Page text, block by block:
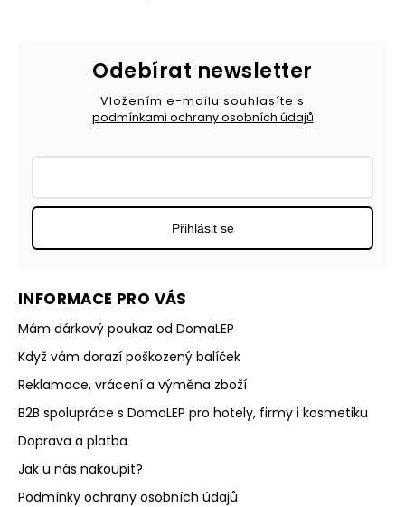
INFORMACE PRO VÁS
Mám dárkový poukaz od DomaLEP
Když vám dorazí poškozený balíček
Reklamace, vrácení a výměna zboží
B2B spolupráce s DomaLEP pro hotely, firmy i kosmetiku
Doprava a platba
Jak u nás nakoupit?
Podmínky ochrany osobních údajů
Odebírat newsletter
Vložením e-mailu souhlasíte s
podmínkami ochrany osobních údajů
Přihlásit se